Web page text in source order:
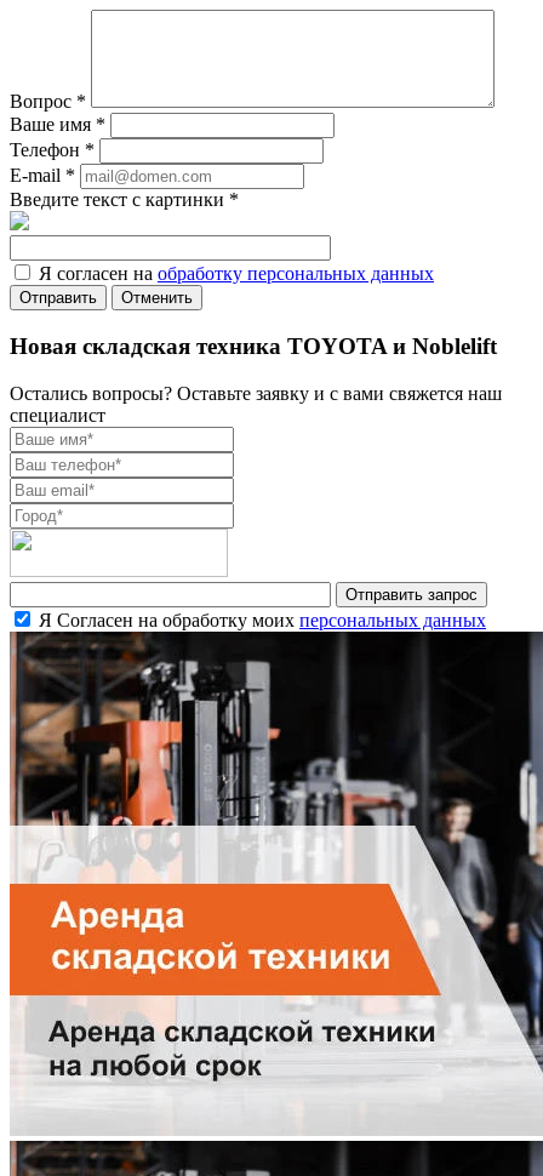
Вопрос *
Ваше имя *
Телефон *
E-mail *
Введите текст с картинки *
Я согласен на обработку персональных данных
Отменить
Новая складская техника TOYOTA и Noblelift
Остались вопросы? Оставьте заявку и с вами свяжется наш
специалист
Я Согласен на обработку моих персональных данных